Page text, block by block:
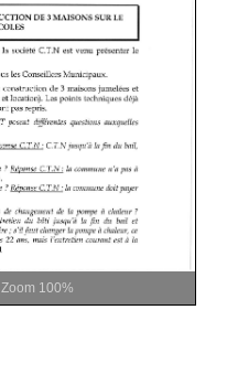
Zoom 100%